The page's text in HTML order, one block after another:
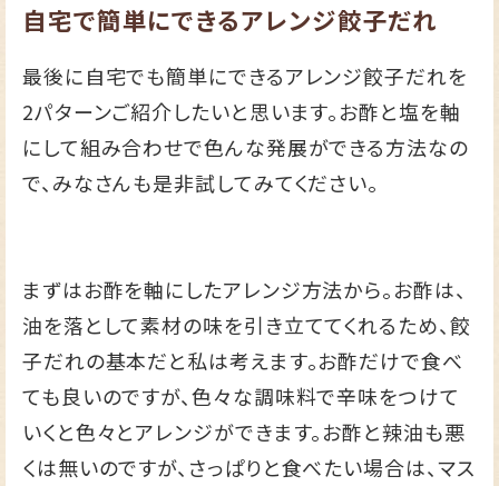
自宅で簡単にできるアレンジ餃子だれ
最後に自宅でも簡単にできるアレンジ餃子だれを
2パターンご紹介したいと思います。お酢と塩を軸
にして組み合わせで色んな発展ができる方法なの
で、みなさんも是非試してみてください。
まずはお酢を軸にしたアレンジ方法から。お酢は、
油を落として素材の味を引き立ててくれるため、餃
子だれの基本だと私は考えます。お酢だけで食べ
ても良いのですが、色々な調味料で辛味をつけて
いくと色々とアレンジができます。お酢と辣油も悪
くは無いのですが、さっぱりと食べたい場合は、マス